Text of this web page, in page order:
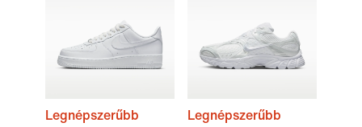
Legnépszerűbb
Legnépszerűbb